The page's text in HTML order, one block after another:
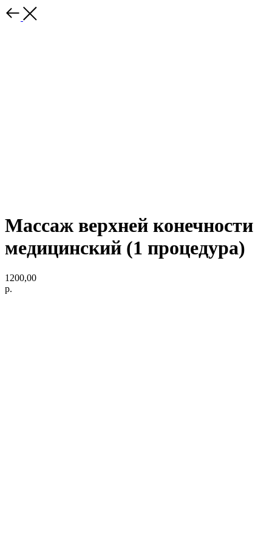
Массаж верхней конечности
медицинский (1 процедура)
1200,00
р.